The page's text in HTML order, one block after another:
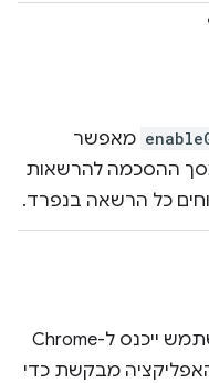
מאפשר
ההסכמה להרשאות
כל הרשאה בנפרד.
יכול להיות שיהיה צורך שהמשתמש ייכנס ל-Chrome
מבקשת כדי